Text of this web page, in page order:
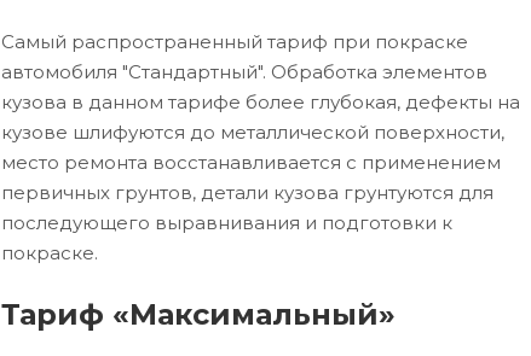
Самый распространенный тариф при покраске
автомобиля "Стандартный". Обработка элементов
кузова в данном тарифе более глубокая, дефекты на
кузове шлифуются до металлической поверхности,
место ремонта восстанавливается с применением
первичных грунтов, детали кузова грунтуются для
последующего выравнивания и подготовки к
покраске.
Тариф «Максимальный»